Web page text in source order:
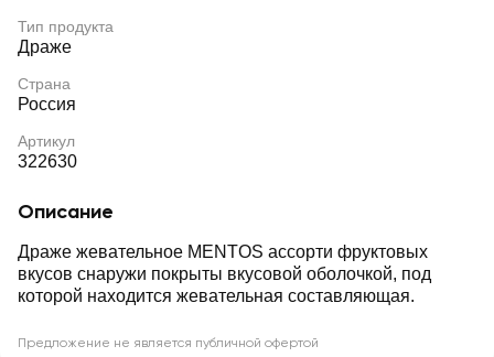
Тип продукта
Драже
Страна
Россия
Артикул
322630
Описание
Драже жевательное MENTOS ассорти фруктовых
вкусов снаружи покрыты вкусовой оболочкой, под
которой находится жевательная составляющая.
Предложение не является публичной офертой